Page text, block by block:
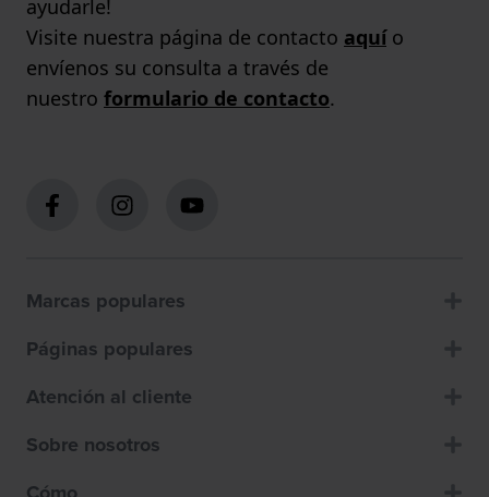
ayudarle!
Visite nuestra página de contacto aquío
envíenos su consulta a través de
nuestro formulario de contacto.
Marcas populares
Páginas populares
Atención al cliente
Sobre nosotros